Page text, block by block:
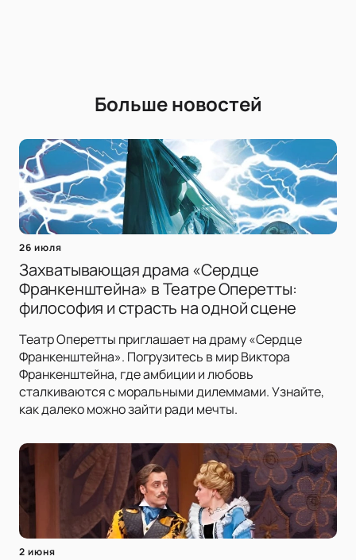
Больше новостей
26 июля
Захватывающая драма «Сердце
Франкенштейна» в Театре Оперетты:
философия и страсть на одной сцене
Театр Оперетты приглашает на драму «Сердце
Франкенштейна». Погрузитесь в мир Виктора
Франкенштейна, где амбиции и любовь
сталкиваются с моральными дилеммами. Узнайте,
как далеко можно зайти ради мечты.
2 июня